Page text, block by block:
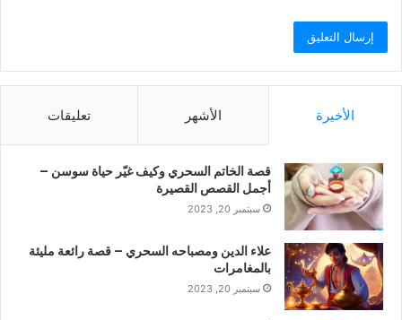
الأخيرة الأشهر تعليقات
قصة الخاتم السحري وكيف غيّر حياة سوسن –
أجمل القصص القصيرة
سبتمبر 20, 2023
علاء الدين ومصباحه السحري – قصة رائعة مليئة
بالمغامرات
سبتمبر 20, 2023